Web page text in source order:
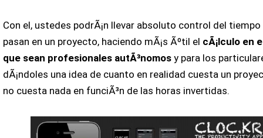
Con el, ustedes podrÃ¡n llevar absoluto control del tiempo
pasan en un proyecto, haciendo mÃ¡s Ãºtil el cÃ¡lculo en
que sean profesionales autÃ³nomos y para los
dÃ¡ndoles una idea de cuanto en realidad cuesta un
no cuesta nada en funciÃ³n de las horas invertidas.